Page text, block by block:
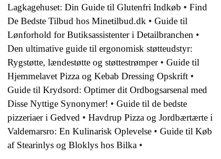
Lagkagehuset: Din Guide til Glutenfri Indkøb • Find
De Bedste Tilbud hos Minetilbud.dk • Guide til
Lønforhold for Butiksassistenter i Detailbranchen •
Den ultimative guide til ergonomisk støtteudstyr:
Rygstøtte, lændestøtte og støttestrømper• Guide til
Hjemmelavet Pizza og Kebab Dressing Opskrift •
Guide til Krydsord: Optimer dit Ordbogsarsenal med
Disse Nyttige Synonymer! • Guide til de bedste
pizzeriaer i Gedved • Havdrup Pizza og Jordbærtærte i
Valdemarsro: En Kulinarisk Oplevelse • Guide til Køb
af Stearinlys og Bloklys hos Bilka •